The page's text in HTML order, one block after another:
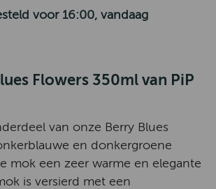
voor 16:00, vandaag
Flowers 350ml van PiP
van onze Berry Blues
en donkergroene
mok een zeer warme en elegante
is versierd met een